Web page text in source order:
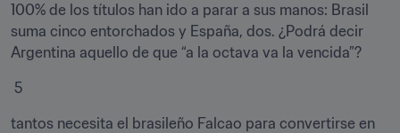
100% de los títulos han ido a parar a sus manos: Brasil
suma cinco entorchados y España, dos. ¿Podrá decir
Argentina aquello de que “a la octava va la vencida”?
5
tantos necesita el brasileño Falcao para convertirse en